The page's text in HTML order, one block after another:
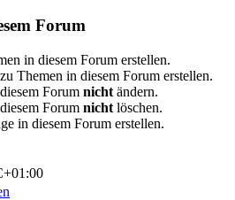
Forum
in diesem Forum erstellen.
Themen in diesem Forum erstellen.
Forum nicht ändern.
Forum nicht löschen.
in diesem Forum erstellen.